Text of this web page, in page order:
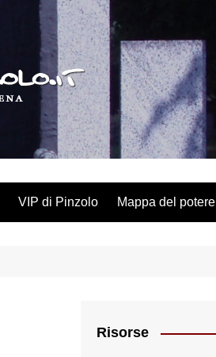
VIP di Pinzolo Mappa del potere
Risorse